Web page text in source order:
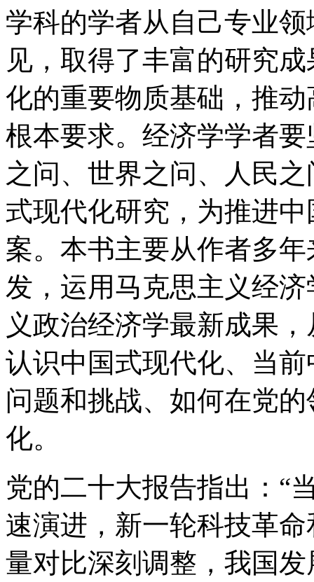
学科的学者从自己专业
见，取得了丰富的研究
化的重要物质基础，推
根本要求。经济学学者
之问、世界之问、人民
式现代化研究，为推进
案。本书主要从作者多
发，运用马克思主义经
义政治经济学最新成果
认识中国式现代化、当
问题和挑战、如何在党
化。
党的二十大报告指出：“
速演进，新一轮科技革
量对比深刻调整，我国